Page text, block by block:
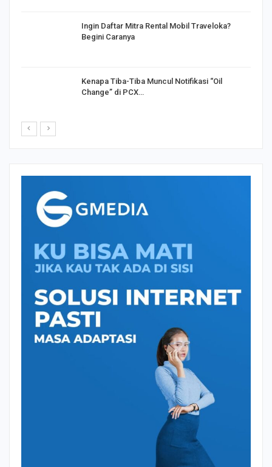
Ingin Daftar Mitra Rental Mobil Traveloka?
Begini Caranya
Kenapa Tiba-Tiba Muncul Notifikasi “Oil
Change” di PCX…